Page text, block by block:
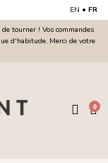
EN • FR
tourner ! Vos commandes
d'habitude. Merci de votre
0